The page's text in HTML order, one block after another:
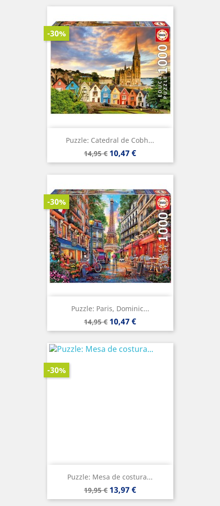
Puzzle: Catedral de Cobh...
Precio
base
14,95 €
-30%
Precio
10,47 €
Puzzle: Paris, Dominic...
Precio
base
14,95 €
-30%
Precio
10,47 €
Puzzle: Mesa de costura...
Precio
base
19,95 €
-30%
Precio
13,97 €